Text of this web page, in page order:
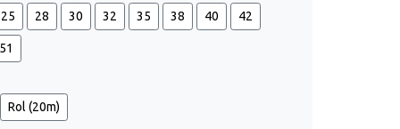
25 28 30 32 35 38 40 42
51
Rol (20m)